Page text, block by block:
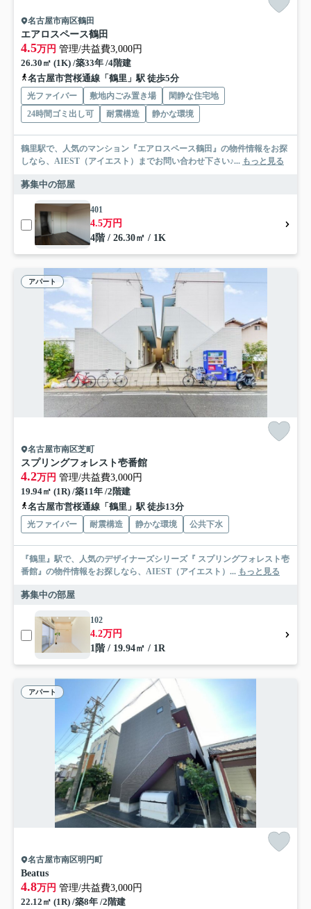
名古屋市南区鶴田
エアロスペース鶴田
4.5万円 管理/共益費3,000円
26.30㎡ (1K) /築33年 /4階建
名古屋市営桜通線「鶴里」駅 徒歩5分
光ファイバー 敷地内ごみ置き場
閑静な住宅地
24時間ゴミ出し可
耐震構造 静かな環境
鶴里駅で、人気のマンション『エアロスペース鶴田』の物件情報をお探
しなら、AIEST（アイエスト）までお問い合わせ下さい♪... もっと見る
募集中の部屋
401
4.5万円
4階 / 26.30㎡ / 1K
アパート
名古屋市南区芝町
スプリングフォレスト壱番館
4.2万円 管理/共益費3,000円
19.94㎡ (1R) /築11年 /2階建
名古屋市営桜通線「鶴里」駅 徒歩13分
光ファイバー 耐震構造 静かな環境 公共下水
『鶴里』駅で、人気のデザイナーズシリーズ『 スプリングフォレスト壱
番館』の物件情報をお探しなら、AIEST（アイエスト）... もっと見る
募集中の部屋
102
4.2万円
1階 / 19.94㎡ / 1R
アパート
名古屋市南区明円町
Beatus
4.8万円 管理/共益費3,000円
22.12㎡ (1R) /築8年 /2階建